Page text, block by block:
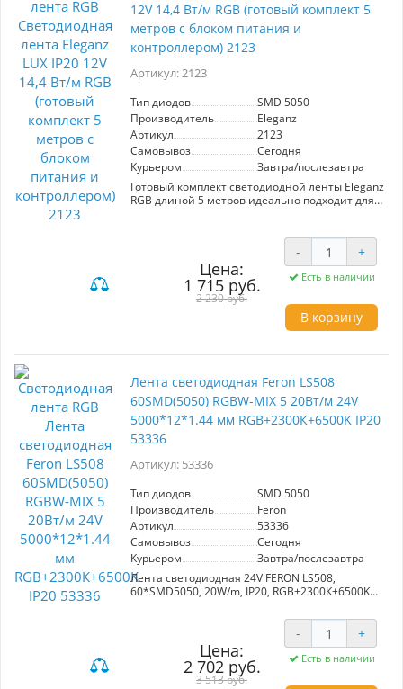
12V 14,4 Вт/м RGB (готовый комплект 5
метров с блоком питания и
контроллером) 2123
Артикул: 2123
Тип диодов
SMD 5050
Производитель
Eleganz
Артикул
2123
Самовывоз
Сегодня
Курьером
Завтра/послезавтра
Готовый комплект светодиодной ленты Eleganz
RGB длиной 5 метров идеально подходит для
мощностью 14,4 Вт/м и работает при
напряжении 12 В. В комплект входит
надежный блок питания на 100 Вт и удобный
контроллер с пультом для легкого управления
цветом и яркостью. Степень защиты IP20
делает ленту подходящей для использования
в помещениях. Преобразите ваше
пространство с помощью многоцветного
Цена:
1 715 руб.
2 230 руб.
- +
Есть в наличии
В корзину
Лента светодиодная Feron LS508
60SMD(5050) RGBW-MIX 5 20Вт/м 24V
5000*12*1.44 мм RGB+2300К+6500K IP20
53336
Артикул: 53336
Тип диодов
SMD 5050
Производитель
Feron
Артикул
53336
Самовывоз
Сегодня
Курьером
Завтра/послезавтра
Лента светодиодная 24V FERON LS508,
60*SMD5050, 20W/m, IP20, RGB+2300К+6500K
Кратность резки мм 50мм, 5000*12*1.44мм
Цена:
2 702 руб.
3 513 руб.
- +
Есть в наличии